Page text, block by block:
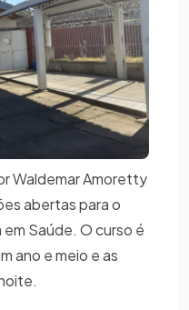
Waldemar Amoretty
abertas para o
Saúde. O curso é
ano e meio e as